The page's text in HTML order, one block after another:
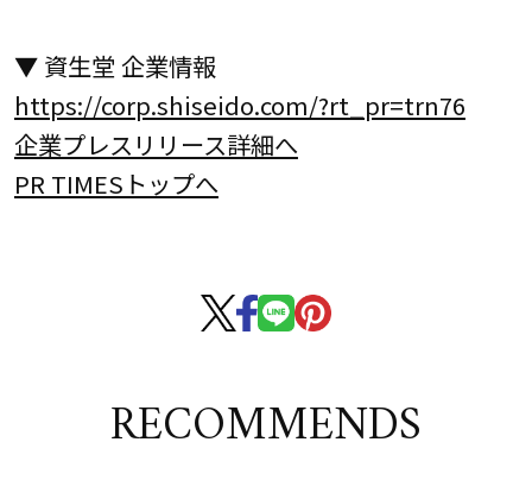
▼ 資生堂 企業情報
https://corp.shiseido.com/?rt_pr=trn76
企業プレスリリース詳細へ
PR TIMESトップへ
RECOMMENDS